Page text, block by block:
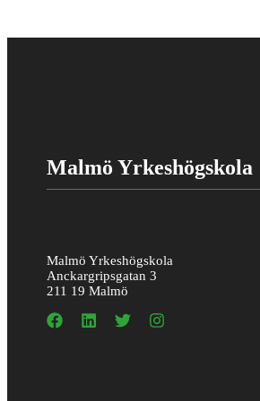
Malmö Yrkeshögskola
Malmö Yrkeshögskola
Anckargripsgatan 3
211 19 Malmö